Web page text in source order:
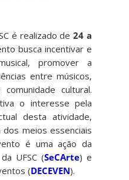
é realizado de24 a
busca incentivar e
promover a
entre músicos,
cultural.
o interesse pela
desta atividade,
meios essenciais
é uma ação da
UFSC (SeCArte) e
(DECEVEN).